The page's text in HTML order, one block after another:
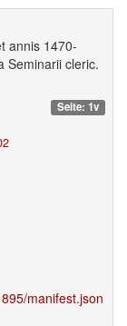
annis 1470-
Seminarii cleric.
Seite: 1v
manifest.json